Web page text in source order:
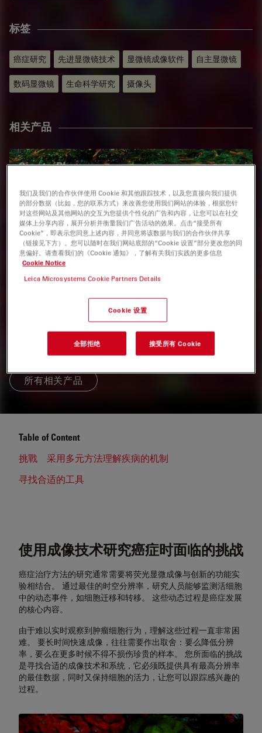
标签
癌症研究 先进显微镜技术 显微镜成像软件 自主显微镜
数码显微镜 生命科学研究 摄像头
相关产品
SpectraPlex
案。
MICA
集成在一套易于使用的系统中。 同时具备 四色宽场成像、共
聚焦级分辨率，以及 AI 支持的分析功能。
所有相关产品
Table of Content
挑戰
采用多元方法理解疾病的机制
寻找合适的工具
使用成像技术研究癌症时面临的挑战
癌症治疗方法的研究通常需要将荧光显微成像与创新的功能实
验相结合。 通过最佳的时空分辨率，研究人员能够监测活细胞
中的动态事件，如细胞迁移和转移。 这些动态过程是癌症发展
的核心内容。
由于难以实时观察到肿瘤细胞行为，理解这些过程一直非常困
难。 要长时间快速成像，往往需要作出取舍：要么降低分辨
率，要么在更多时候不得不损伤珍贵的样本。 您所面临的挑战
是寻找合适的成像技术和系统，它必须既提供具有最高分辨率
的最佳数据，同时又保持细胞的活力，让您可以跟踪感兴趣的
过程。
我们及我们的合作伙伴使用 Cookie 和其他跟踪技术，以及您直接向我们提供
的部分数据（比如，您的联系方式）来改善您使用我们网站的体验，根据您针
对这些网站及其他网站的交互为您提供个性化的广告和内容，让您可以在社交
媒体上分享内容，展开分析并衡量我们广告活动的效果。点击“接受所有
Cookie”，即表示您同意上述内容，并同意将该数据与我们的合作伙伴共享
（链接见下方）。您可以随时在我们网站底部的“Cookie 设置”部分更改您的同
意偏好。请查看我们的《Cookie 通知》，了解有关我们实践的更多信息
Cookie Notice
Leica Microsystems Cookie Partners Details
Cookie 设置
全部拒绝 接受所有 Cookie